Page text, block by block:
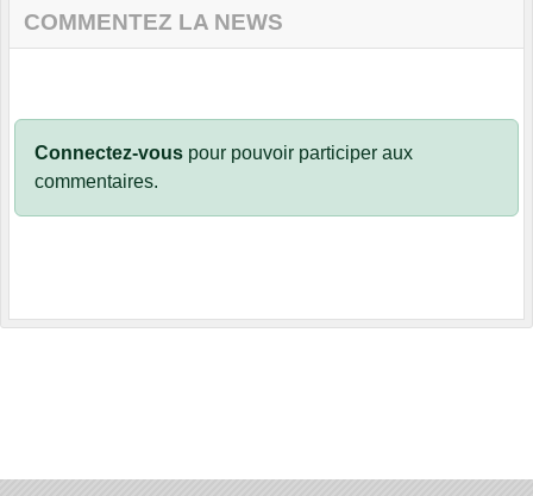
COMMENTEZ LA NEWS
Connectez-vous pour pouvoir participer aux
commentaires.